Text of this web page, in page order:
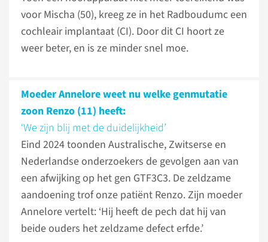
voor Mischa (50), kreeg ze in het Radboudumc een
cochleair implantaat (CI). Door dit CI hoort ze
weer beter, en is ze minder snel moe.
Moeder Annelore weet nu welke genmutatie
zoon Renzo (11) heeft:
‘We zijn blij met de duidelijkheid’
Eind 2024 toonden Australische, Zwitserse en
Nederlandse onderzoekers de gevolgen aan van
een afwijking op het gen GTF3C3. De zeldzame
aandoening trof onze patiënt Renzo. Zijn moeder
Annelore vertelt: ‘Hij heeft de pech dat hij van
beide ouders het zeldzame defect erfde.’